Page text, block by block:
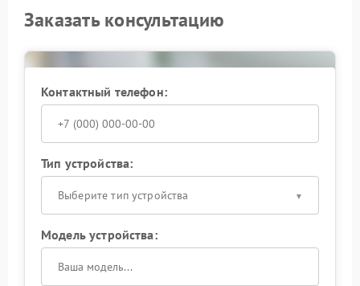
Заказать консультацию
Контактный телефон:
Тип устройства:
Выберите тип устройства
Модель устройства: